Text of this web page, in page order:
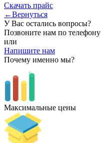
Скачать прайс
←Вернуться
У Вас остались вопросы?
Позвоните нам по телефону
или
Напишите нам
Почему именно мы?
Максимальные цены